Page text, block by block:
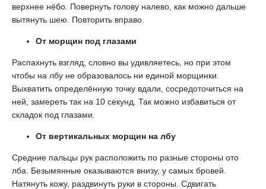
верхнее нёбо. Повернуть голову налево, как можно дальше
вытянуть шею. Повторить вправо.
От морщин под глазами
Распахнуть взгляд, словно вы удивляетесь, но при этом
чтобы на лбу не образовалось ни единой морщинки.
Выхватить определённую точку вдали, сосредоточиться на
ней, замереть так на 10 секунд. Так можно избавиться от
складок под глазами.
От вертикальных морщин на лбу
Средние пальцы рук расположить по разные стороны ото
лба. Безымянные оказываются внизу, у самых бровей.
Натянуть кожу, раздвинуть руки в стороны. Сдвигать